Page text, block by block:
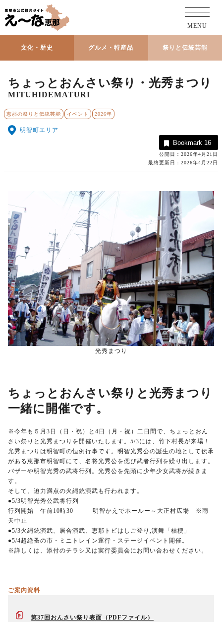
文化・歴史 グルメ・特産品 祭りと伝統芸能
MENU
ちょっとおんさい祭り・光秀まつり
MITUHIDEMATURI
恵那の祭りと伝統芸能 イベント 2026年
明智町エリア
Bookmark 16
公開日：2026年4月21日
最終更新日：2026年4月22日
光秀まつり
ちょっとおんさい祭りと光秀まつり
一緒に開催です。
※今年も５月3日（日・祝）と4日（月・祝）二日間で、ちょっとおん
さい祭りと光秀まつりを開催いたします。5/3には、竹下村長が来場！
光秀まつりは明智町の恒例行事です。明智光秀公の誕生の地として伝承
がある恵那市明智町にて、名将光秀公を偲び武者行列を繰り出します。
バザーや明智光秀の武将行列。光秀公を先頭に少年少女武将が続きま
す。
そして、迫力満点の火縄銃演武も行われます。
●5/3明智光秀公武将行列
行列開始 午前10時30 明智かえでホールー～大正村広場 ※雨
天中止
●5/3火縄銃演武、居合演武、恵那トビはしご登り,演舞「桔梗」
●5/4超絶蚤の市・ミニトレイン運行・ステージイベント開催。
※詳しくは、添付のチラシ又は実行委員会にお問い合わせください。
ご案内資料
第37回おんさい祭り表面